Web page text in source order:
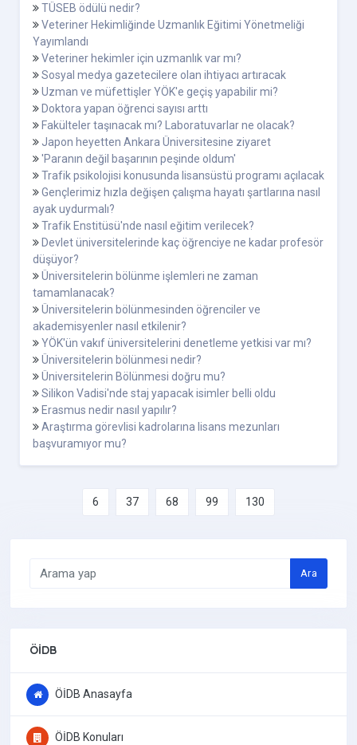
TÜSEB ödülü nedir?
Veteriner Hekimliğinde Uzmanlık Eğitimi Yönetmeliği
Yayımlandı
Veteriner hekimler için uzmanlık var mı?
Sosyal medya gazetecilere olan ihtiyacı artıracak
Uzman ve müfettişler YÖK'e geçiş yapabilir mi?
Doktora yapan öğrenci sayısı arttı
Fakülteler taşınacak mı? Laboratuvarlar ne olacak?
Japon heyetten Ankara Üniversitesine ziyaret
'Paranın değil başarının peşinde oldum'
Trafik psikolojisi konusunda lisansüstü programı açılacak
Gençlerimiz hızla değişen çalışma hayatı şartlarına nasıl
ayak uydurmalı?
Trafik Enstitüsü'nde nasıl eğitim verilecek?
Devlet üniversitelerinde kaç öğrenciye ne kadar profesör
düşüyor?
Üniversitelerin bölünme işlemleri ne zaman
tamamlanacak?
Üniversitelerin bölünmesinden öğrenciler ve
akademisyenler nasıl etkilenir?
YÖK'ün vakıf üniversitelerini denetleme yetkisi var mı?
Üniversitelerin bölünmesi nedir?
Üniversitelerin Bölünmesi doğru mu?
Silikon Vadisi'nde staj yapacak isimler belli oldu
Erasmus nedir nasıl yapılır?
Araştırma görevlisi kadrolarına lisans mezunları
başvuramıyor mu?
6 37 68 99 130
Ara
ÖİDB
ÖİDB Anasayfa
ÖİDB Konuları